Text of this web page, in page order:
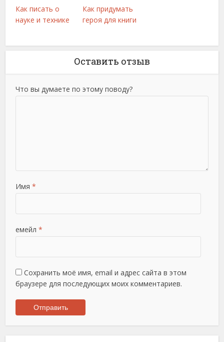
Как писать о
науке и технике
Как придумать
героя для книги
Оставить отзыв
Что вы думаете по этому поводу?
Имя *
емейл *
Сохранить моё имя, email и адрес сайта в этом
браузере для последующих моих комментариев.